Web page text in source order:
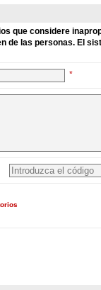
que considere
de las personas. El
*